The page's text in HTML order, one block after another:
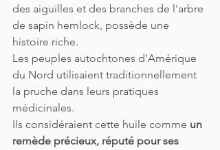
des aiguilles et des branches de l'arbre
de sapin hemlock, possède une
histoire riche.
Les peuples autochtones d'Amérique
du Nord utilisaient traditionnellement
la pruche dans leurs pratiques
médicinales.
Ils considéraient cette huile comme un
remède précieux, réputé pour ses